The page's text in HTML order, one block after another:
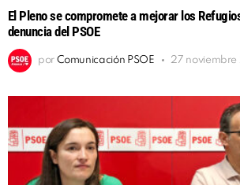
El Pleno se compromete a mejorar los
denuncia del PSOE
por Comunicación PSOE 27 noviembre